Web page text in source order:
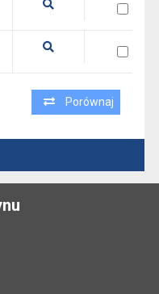
Porównaj